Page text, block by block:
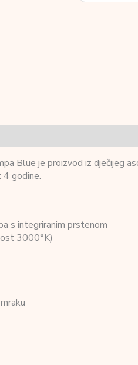
je proizvod iz dječijeg
4 godine.
s integriranim prstenom
3000°K)